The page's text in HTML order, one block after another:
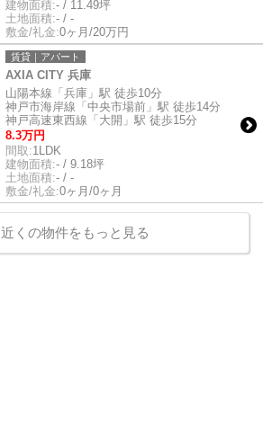
建物面積:- / 11.49坪
土地面積:- / -
敷金/礼金:0ヶ月/20万円
賃貸｜アパート
AXIA CITY 兵庫
山陽本線「兵庫」駅 徒歩10分
神戸市海岸線「中央市場前」駅 徒歩14分
神戸高速東西線「大開」駅 徒歩15分
8.3万円
間取:1LDK
建物面積:- / 9.18坪
土地面積:- / -
敷金/礼金:0ヶ月/0ヶ月
近くの物件をもっと見る